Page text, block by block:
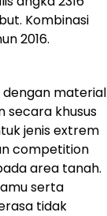
Kombinasi
2016.
dengan material
secara khusus
jenis extrem
competition
area tanah.
serta
tidak